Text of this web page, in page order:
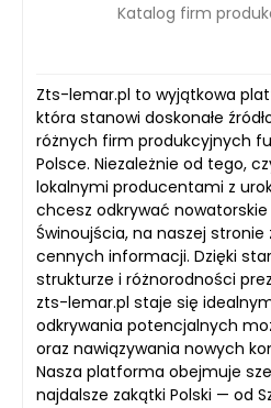
Katalog firm
Zts-lemar.pl to wyjątkowa
która stanowi doskonałe
różnych firm produkcyjnych
Polsce. Niezależnie od tego,
lokalnymi producentami z
chcesz odkrywać
Świnoujścia, na naszej
cennych informacji. Dzięki
strukturze i różnorodności
zts-lemar.pl staje się
odkrywania potencjalnych
oraz nawiązywania nowych
Nasza platforma obejmuje
najdalsze zakątki Polski — od